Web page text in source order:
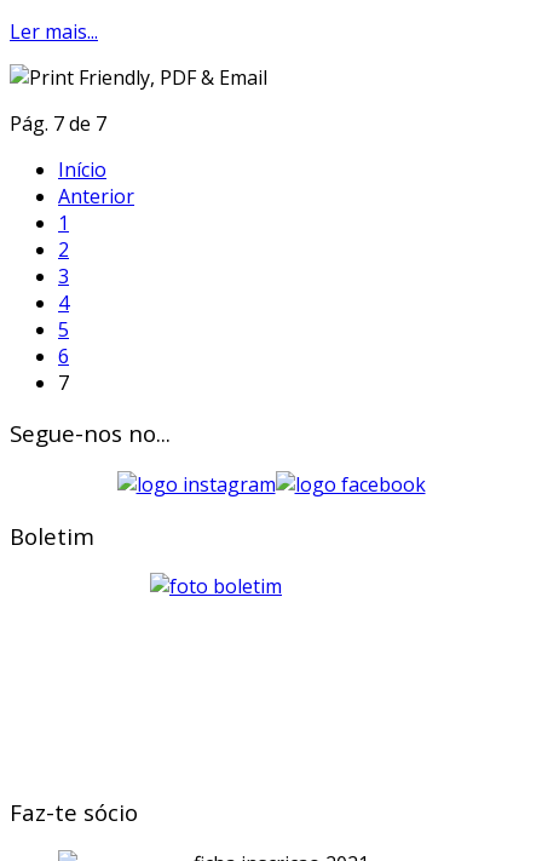
Ler mais...
Pág. 7 de 7
Início
Anterior
1
2
3
4
5
6
7
Segue-nos no...
Boletim
Faz-te sócio